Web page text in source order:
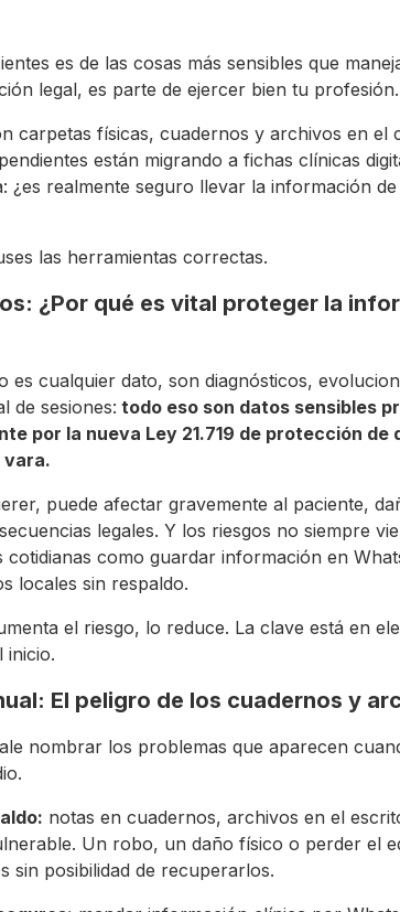
es de las cosas más sensibles que
legal, es parte de ejercer bien tu profesión.
carpetas físicas, cuadernos y archivos en el
están migrando a fichas clínicas
¿es realmente seguro llevar la información
las herramientas correctas.
¿Por qué es vital proteger la
es cualquier dato, son diagnósticos,
de sesiones: todo eso son datos sensibles
por la nueva Ley 21.719 de protección de
vara.
puede afectar gravemente al paciente,
legales. Y los riesgos no siempre
cotidianas como guardar información en
locales sin respaldo.
el riesgo, lo reduce. La clave está en
inicio.
El peligro de los cuadernos y
nombrar los problemas que aparecen
notas en cuadernos, archivos en el
Un robo, un daño físico o perder el
sin posibilidad de recuperarlos.